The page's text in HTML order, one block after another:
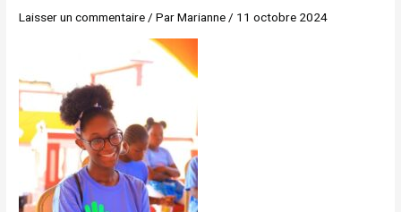
Laisser un commentaire/ ParMarianne/ 11 octobre 2024